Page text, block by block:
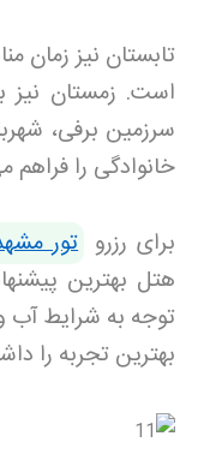
تابستان نیز زمان
است. زمستان نیز
سرزمین برفی،
خانوادگی را فراهم
برای رزرو تور
هتل بهترین
توجه به شرایط آب
بهترین تجربه را